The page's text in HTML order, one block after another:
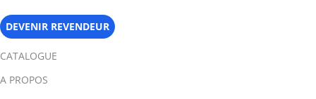
DEVENIR REVENDEUR
CATALOGUE
A PROPOS